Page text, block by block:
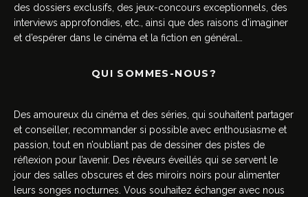
des dossiers exclusifs, des jeux-concours exceptionnels, des
interviews approfondies, etc., ainsi que des raisons d’imaginer
et d’espérer dans le cinéma et la fiction en général…
QUI SOMMES-NOUS?
Des amoureux du cinéma et des séries, qui souhaitent partager
et conseiller, recommander si possible avec enthousiasme et
passion, tout en n’oubliant pas de dessiner des pistes de
réflexion pour l’avenir. Des rêveurs éveillés qui se servent le
jour des salles obscures et des miroirs noirs pour alimenter
leurs songes nocturnes. Vous souhaitez échanger avec nous